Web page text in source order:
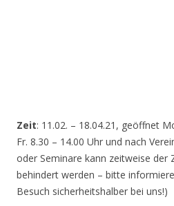
Zeit: 11.02. – 18.04.21, geöffnet
Fr. 8.30 – 14.00 Uhr und nach
oder Seminare kann zeitweise der
behindert werden – bitte
Besuch sicherheitshalber bei uns!)